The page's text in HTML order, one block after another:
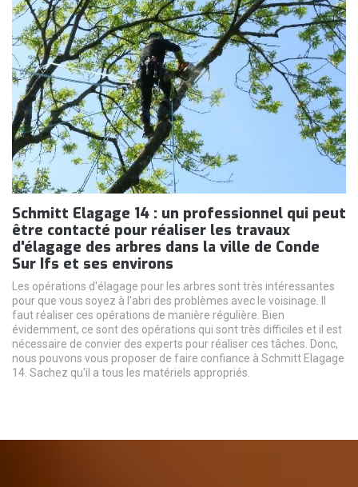
Schmitt Elagage 14 : un professionnel qui peut
être contacté pour réaliser les travaux
d'élagage des arbres dans la ville de Conde
Sur Ifs et ses environs
Les opérations d'élagage pour les arbres sont très intéressantes
pour que vous soyez à l'abri des problèmes avec le voisinage. Il
faut réaliser ces opérations de manière régulière. Bien
évidemment, ce sont des opérations qui sont très difficiles et il est
nécessaire de convier des experts pour réaliser ces tâches. Donc,
nous pouvons vous proposer de faire confiance à Schmitt Elagage
14. Sachez qu'il a tous les matériels appropriés.